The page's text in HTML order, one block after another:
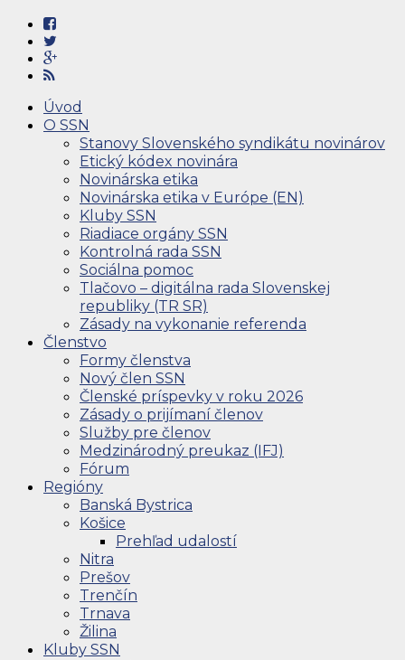
Úvod
O SSN
Stanovy Slovenského syndikátu novinárov
Etický kódex novinára
Novinárska etika
Novinárska etika v Európe (EN)
Kluby SSN
Riadiace orgány SSN
Kontrolná rada SSN
Sociálna pomoc
Tlačovo – digitálna rada Slovenskej
republiky (TR SR)
Zásady na vykonanie referenda
Členstvo
Formy členstva
Nový člen SSN
Členské príspevky v roku 2026
Zásady o prijímaní členov
Služby pre členov
Medzinárodný preukaz (IFJ)
Fórum
Regióny
Banská Bystrica
Košice
Prehľad udalostí
Nitra
Prešov
Trenčín
Trnava
Žilina
Kluby SSN